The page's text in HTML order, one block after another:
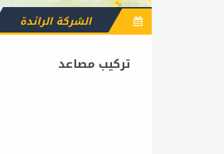
تركيب مصاعد
الشركة الرائدة